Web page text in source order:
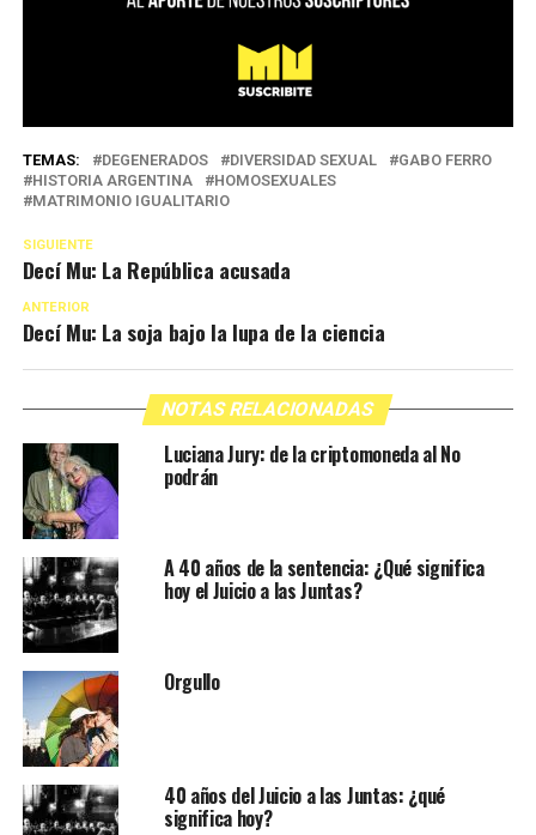
TEMAS: DEGENERADOS DIVERSIDAD SEXUAL
GABO FERRO
HISTORIA ARGENTINA
HOMOSEXUALES
MATRIMONIO IGUALITARIO
SIGUIENTE
Decí Mu: La República acusada
ANTERIOR
Decí Mu: La soja bajo la lupa de la ciencia
NOTAS RELACIONADAS
Luciana Jury: de la criptomoneda al No
podrán
A 40 años de la sentencia: ¿Qué significa
hoy el Juicio a las Juntas?
Orgullo
40 años del Juicio a las Juntas: ¿qué
significa hoy?